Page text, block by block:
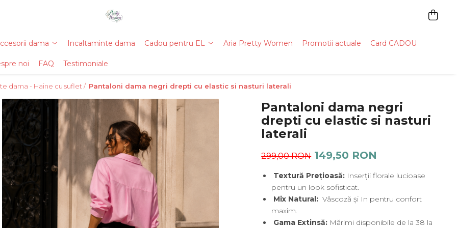
dama Incaltaminte dama Cadou pentru EL Aria Pretty Women Promotii actuale Card CADOU
noi FAQ Testimoniale
dama - Haine cu suflet / Pantaloni dama negri drepti cu elastic si nasturi laterali
Pantaloni dama negri
drepti cu elastic si nasturi
laterali
299,00 RON 149,50 RON
Textură Prețioasă: Inserții florale lucioase
pentru un look sofisticat.
Mix Natural: Vâscoză și In pentru confort
maxim.
Gama Extinsă: Mărimi disponibile de la 38 la